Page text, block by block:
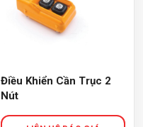
Điều Khiển Cần Trục 2
Nút